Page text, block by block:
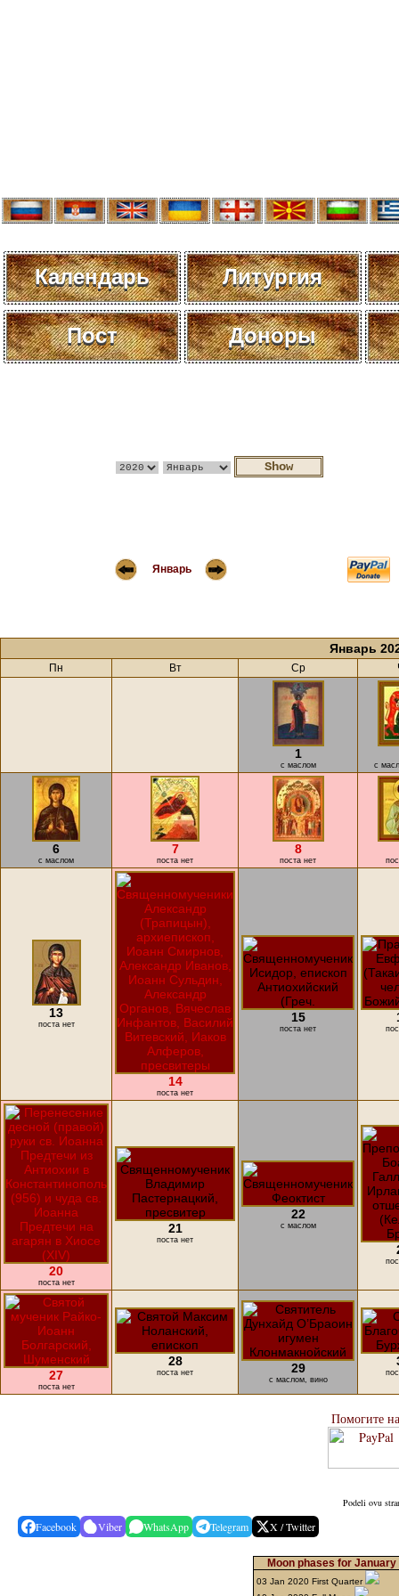
Календарь Литургия
Пост Доноры
Январь
Январь
Пн Вт Ср
1
с маслом с
6
с маслом
7
поста нет
8
поста нет
13
поста нет
14
поста нет
15
поста нет
20
поста нет
21
поста нет
22
с маслом
27
поста нет
28
поста нет 29
с маслом, вино
Помогите
Podeli ovu
Facebook Viber WhatsApp Telegram X / Twitter
Moon phases for
03 Jan 2020 First Quarter